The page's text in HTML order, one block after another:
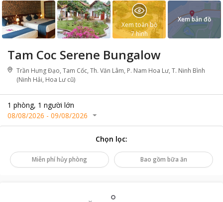
Tam Coc Serene Bungalow
Trần Hưng Đạo, Tam Cốc, Th. Văn Lâm, P. Nam Hoa Lư, T. Ninh Bình
(Ninh Hải, Hoa Lư cũ)
1 phòng, 1 người lớn
08/08/2026 - 09/08/2026
Xem toàn bộ
7hình
Xem bản đồ
Chọn lọc:
Miễn phí hủy phòng Bao gồm bữa ăn